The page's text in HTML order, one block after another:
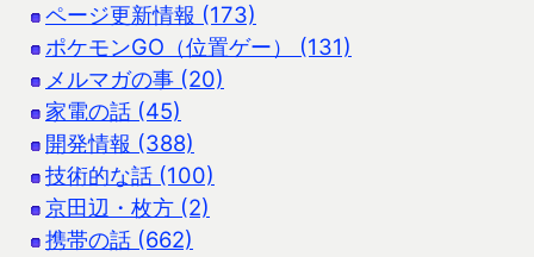
ページ更新情報 (173)
ポケモンGO（位置ゲー） (131)
メルマガの事 (20)
家電の話 (45)
開発情報 (388)
技術的な話 (100)
京田辺・枚方 (2)
携帯の話 (662)